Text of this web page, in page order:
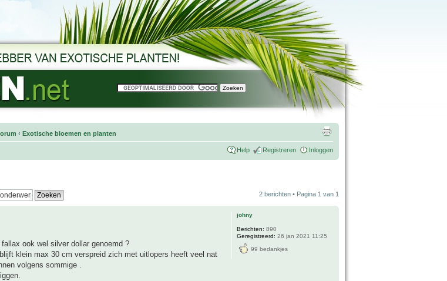
‹ Exotische bloemen en planten
Help Registreren Inloggen
2 berichten • Pagina 1 van 1
ook wel silver dollar genoemd ?
klein max 30 cm verspreid zich met uitlopers heeft veel nat
volgens sommige .
johny
Berichten: 890
Geregistreerd: 26 jan 2021 11:25
99 bedankjes